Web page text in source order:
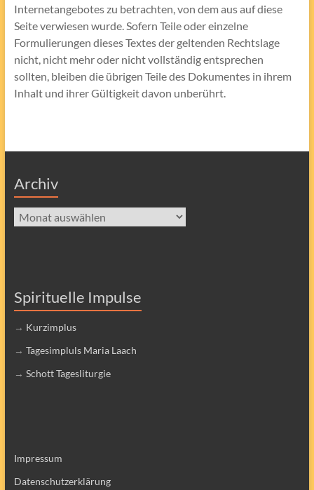
Internetangebotes zu betrachten, von dem aus auf diese
Seite verwiesen wurde. Sofern Teile oder einzelne
Formulierungen dieses Textes der geltenden Rechtslage
nicht, nicht mehr oder nicht vollständig entsprechen
sollten, bleiben die übrigen Teile des Dokumentes in ihrem
Inhalt und ihrer Gültigkeit davon unberührt.
Archiv
Archiv
Spirituelle Impulse
→ Kurzimplus
→ Tagesimpluls Maria Laach
→ Schott Tagesliturgie
Impressum
Datenschutzerklärung